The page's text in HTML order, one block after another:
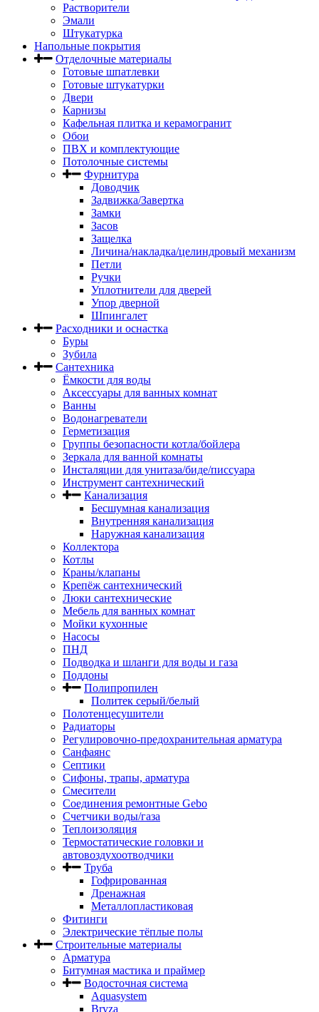
Растворители
Эмали
Штукатурка
Напольные покрытия
Отделочные материалы
Готовые шпатлевки
Готовые штукатурки
Двери
Карнизы
Кафельная плитка и керамогранит
Обои
ПВХ и комплектующие
Потолочные системы
Фурнитура
Доводчик
Задвижка/Завертка
Замки
Засов
Защелка
Личина/накладка/целиндровый механизм
Петли
Ручки
Уплотнители для дверей
Упор дверной
Шпингалет
Расходники и оснастка
Буры
Зубила
Сантехника
Ёмкости для воды
Аксессуары для ванных комнат
Ванны
Водонагреватели
Герметизация
Группы безопасности котла/бойлера
Зеркала для ванной комнаты
Инсталяции для унитаза/биде/писсуара
Инструмент сантехнический
Канализация
Бесшумная канализация
Внутренняя канализация
Наружная канализация
Коллектора
Котлы
Краны/клапаны
Крепёж сантехнический
Люки сантехнические
Мебель для ванных комнат
Мойки кухонные
Насосы
ПНД
Подводка и шланги для воды и газа
Поддоны
Полипропилен
Политек серый/белый
Полотенцесушители
Радиаторы
Регулировочно-предохранительная арматура
Санфаянс
Септики
Сифоны, трапы, арматура
Смесители
Соединения ремонтные Gebo
Счетчики воды/газа
Теплоизоляция
Термостатические головки и
автовоздухоотводчики
Труба
Гофрированная
Дренажная
Металлопластиковая
Фитинги
Электрические тёплые полы
Строительные материалы
Арматура
Битумная мастика и праймер
Водосточная система
Aquasystem
Bryza